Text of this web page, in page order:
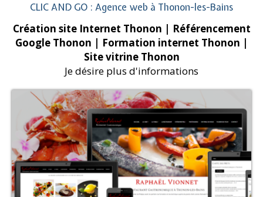
CLIC AND GO : Agence web à Thonon-les-Bains
Création site Internet Thonon | Référencement
Google Thonon | Formation internet Thonon |
Site vitrine Thonon
Je désire plus d'informations